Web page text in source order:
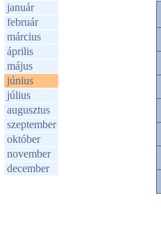
január
február
március
április
május
június
július
augusztus
szeptember
október
november
december